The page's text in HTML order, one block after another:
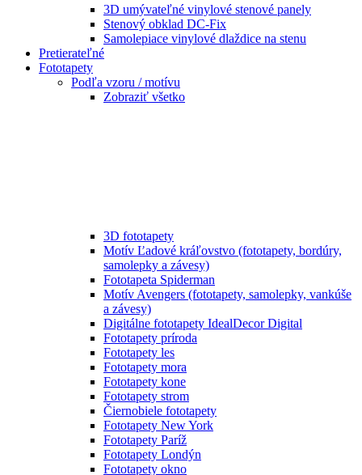
3D umývateľné vinylové stenové panely
Stenový obklad DC-Fix
Samolepiace vinylové dlaždice na stenu
Pretierateľné
Fototapety
Podľa vzoru / motívu
Zobraziť všetko
3D fototapety
Motív Ľadové kráľovstvo (fototapety, bordúry,
samolepky a závesy)
Fototapeta Spiderman
Motív Avengers (fototapety, samolepky, vankúše
a závesy)
Digitálne fototapety IdealDecor Digital
Fototapety príroda
Fototapety les
Fototapety mora
Fototapety kone
Fototapety strom
Čiernobiele fototapety
Fototapety New York
Fototapety Paríž
Fototapety Londýn
Fototapety okno